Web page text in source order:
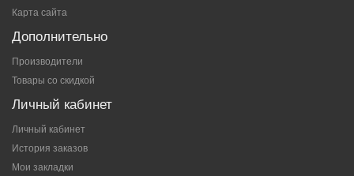
Карта сайта
Дополнительно
Производители
Товары со скидкой
Личный кабинет
Личный кабинет
История заказов
Мои закладки